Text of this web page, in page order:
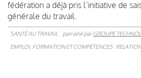
fédération a déjà pris l’initiative de
générale du travail.
SANTÉ AU TRAVAIL parrainé parGROUPE
EMPLOI, FORMATION ET COMPÉTENCES